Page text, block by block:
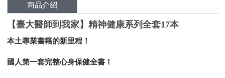
商品介紹
【臺大醫師到我家】精神健康系列全套17本
本土專業書籍的新里程！
國人第一套完整心身保健全書！